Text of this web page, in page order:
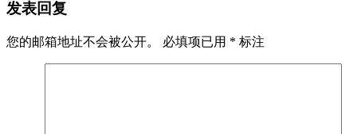
发表回复
您的邮箱地址不会被公开。 必填项已用 * 标注